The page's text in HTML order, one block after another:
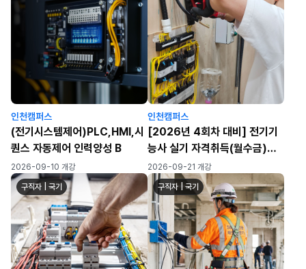
인천캠퍼스
(전기시스템제어)PLC,HMI,시
퀀스 자동제어 인력양성 B
2026-09-10 개강
인천캠퍼스
[2026년 4회차 대비] 전기기
능사 실기 자격취득(월수금)
(120h)
2026-09-21 개강
구직자 | 국기 구직자 | 국기